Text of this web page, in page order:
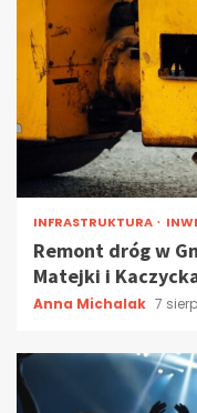
INFRASTRUKTURA
Remont dróg w
Matejki i
Anna Michalak 7